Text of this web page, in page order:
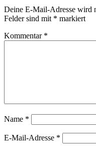
Deine E-Mail-Adresse wird
Felder sind mit * markiert
Kommentar *
Name *
E-Mail-Adresse *